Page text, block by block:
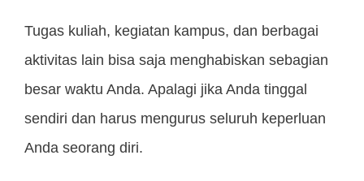
Tugas kuliah, kegiatan kampus, dan berbagai
aktivitas lain bisa saja menghabiskan sebagian
besar waktu Anda. Apalagi jika Anda tinggal
sendiri dan harus mengurus seluruh keperluan
Anda seorang diri.